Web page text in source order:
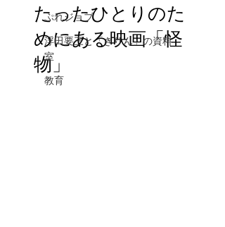
ぷれジョブ
浮田要三と「きりん」の資料
室
教育
たったひとりのた
めにある映画「怪
物」